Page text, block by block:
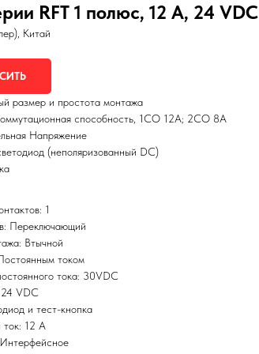
RFT 1 полюс, 12 А, 24 VDC
Китай
размер и простота монтажа
способность, 1СО 12А; 2СО 8А
Напряжение
(неполяризованный DC)
1
Переключающий
Втычной
током
тока: 30VDC
VDC
и тест-кнопка
ток: 12 А